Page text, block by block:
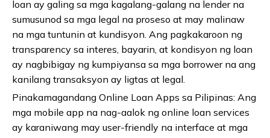
loan ay galing sa mga kagalang-galang na lender na
sumusunod sa mga legal na proseso at may malinaw
na mga tuntunin at kundisyon. Ang pagkakaroon ng
transparency sa interes, bayarin, at kondisyon ng loan
ay nagbibigay ng kumpiyansa sa mga borrower na ang
kanilang transaksyon ay ligtas at legal.
Pinakamagandang Online Loan Apps sa Pilipinas: Ang
mga mobile app na nag-aalok ng online loan services
ay karaniwang may user-friendly na interface at mga